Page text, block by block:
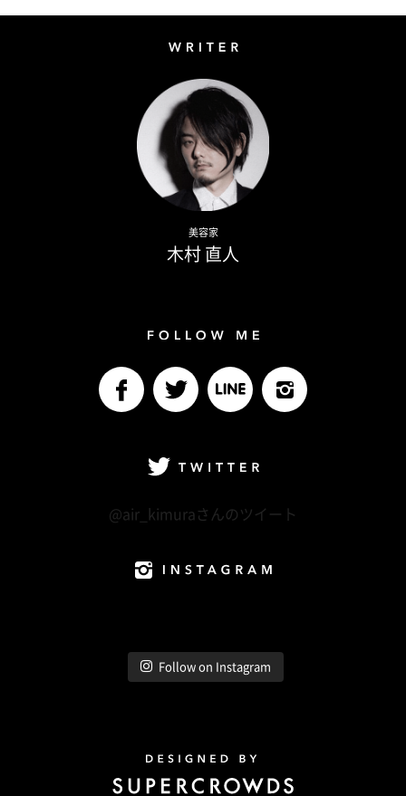
美容家
木村 直人
@air_kimuraさんのツイート
Follow on Instagram